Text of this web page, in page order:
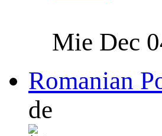
Mie Dec
Romanian
de